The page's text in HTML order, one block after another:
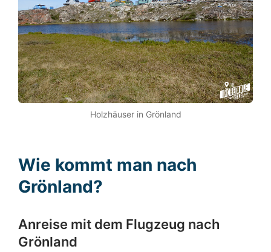
Holzhäuser in Grönland
Wie kommt man nach
Grönland?
Anreise mit dem Flugzeug nach
Grönland